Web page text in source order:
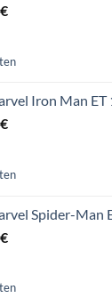
€Aktueller
15,75€.
Iron Man ET
€Aktueller
15,75€.
Spider-Man
€Aktueller
15,75€.